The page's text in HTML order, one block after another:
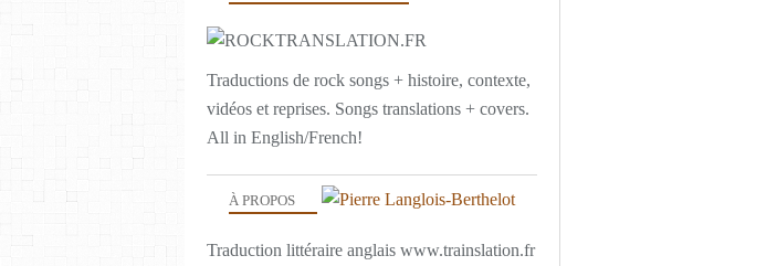
Traductions de rock songs + histoire, contexte,
vidéos et reprises. Songs translations + covers.
All in English/French!
À PROPOS
Traduction littéraire anglais www.trainslation.fr